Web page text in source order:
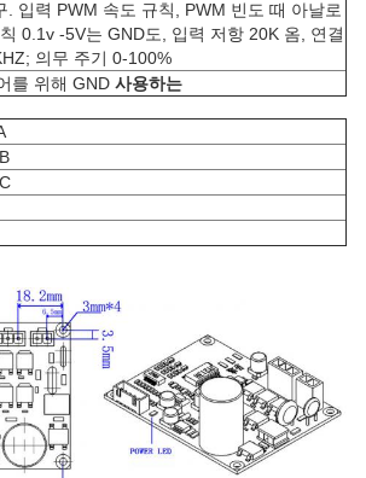
. 입력 PWM 속도 규칙, PWM 빈도 때 아날로
0.1v -5V는 GND도, 입력 저항 20K 옴, 연결
의무 주기 0-100%
를 위해 GND 사용하는